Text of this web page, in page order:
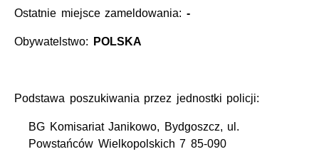
Ostatnie miejsce zameldowania: -
Obywatelstwo: POLSKA
Podstawa poszukiwania przez jednostki policji:
BG Komisariat Janikowo, Bydgoszcz, ul.
Powstańców Wielkopolskich 7 85-090